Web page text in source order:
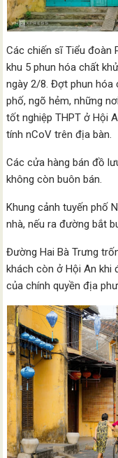
Các chiến sĩ Tiểu đoàn
khu 5 phun hóa chất
ngày 2/8. Đợt phun hóa
phố, ngõ hẻm, những
tốt nghiệp THPT ở Hội
tính nCoV trên địa bàn.
Các cửa hàng bán đồ
không còn buôn bán.
Khung cảnh tuyến phố
nhà, nếu ra đường bắt
Đường Hai Bà Trưng
khách còn ở Hội An khi
của chính quyền địa